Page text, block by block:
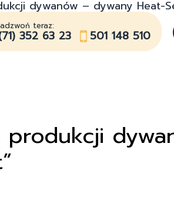
teraz:
352 63 23 501 148 510
dywanów – dywany Heat-
produkcji